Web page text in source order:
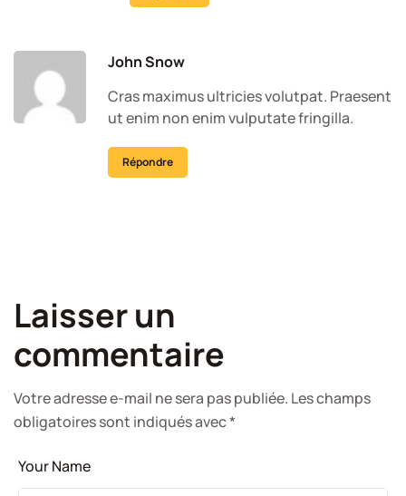
John Snow
Cras maximus ultricies volutpat. Praesent
ut enim non enim vulputate fringilla.
Répondre
Laisser un
commentaire
Votre adresse e-mail ne sera pas publiée. Les champs
obligatoires sont indiqués avec*
Your Name